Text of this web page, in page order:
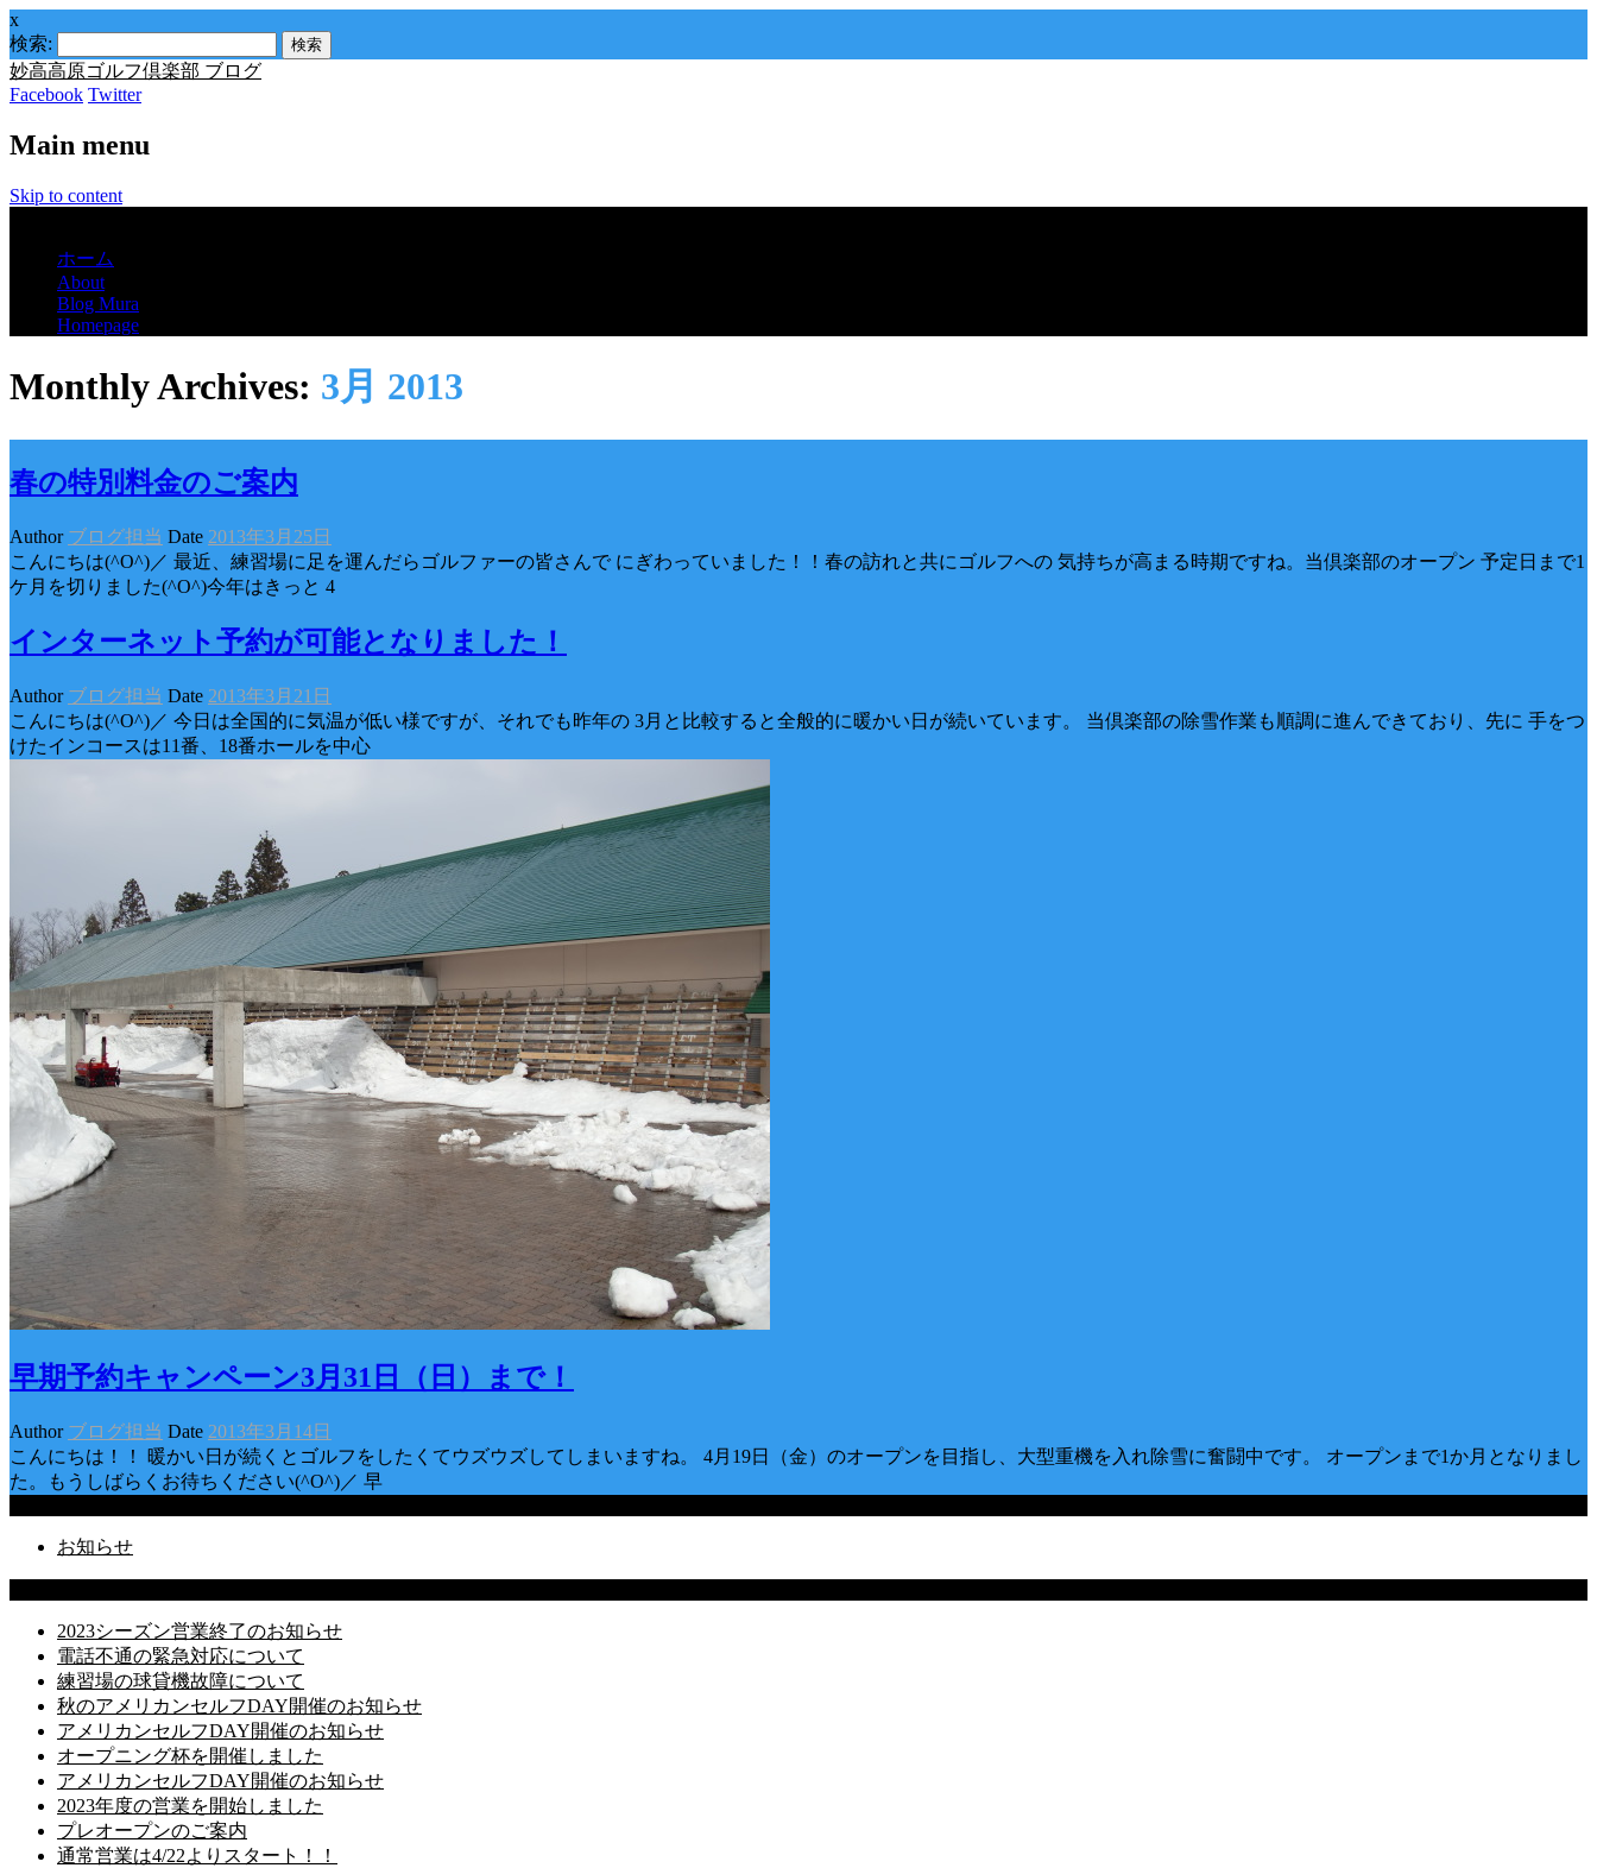
x
検索:
妙高高原ゴルフ倶楽部 ブログ
Facebook Twitter
Main menu
Skip to content
ホーム
About
Blog Mura
Homepage
Monthly Archives: 3月 2013
春の特別料金のご案内
Author ブログ担当 Date 2013年3月25日
こんにちは(^O^)／ 最近、練習場に足を運んだらゴルファーの皆さんで にぎわっていました！！春の訪れと共にゴルフへの 気持ちが高まる時期ですね。当倶楽部のオープン 予定日まで1
ケ月を切りました(^O^)今年はきっと 4
インターネット予約が可能となりました！
Author ブログ担当 Date 2013年3月21日
こんにちは(^O^)／ 今日は全国的に気温が低い様ですが、それでも昨年の 3月と比較すると全般的に暖かい日が続いています。 当倶楽部の除雪作業も順調に進んできており、先に 手をつ
けたインコースは11番、18番ホールを中心
早期予約キャンペーン3月31日（日）まで！
Author ブログ担当 Date 2013年3月14日
こんにちは！！ 暖かい日が続くとゴルフをしたくてウズウズしてしまいますね。 4月19日（金）のオープンを目指し、大型重機を入れ除雪に奮闘中です。 オープンまで1か月となりまし
た。もうしばらくお待ちください(^O^)／ 早
お知らせ
2023シーズン営業終了のお知らせ
電話不通の緊急対応について
練習場の球貸機故障について
秋のアメリカンセルフDAY開催のお知らせ
アメリカンセルフDAY開催のお知らせ
オープニング杯を開催しました
アメリカンセルフDAY開催のお知らせ
2023年度の営業を開始しました
プレオープンのご案内
通常営業は4/22よりスタート！！